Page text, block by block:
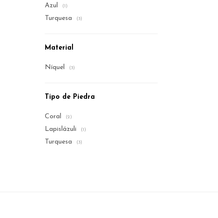
Azul (1)
Turquesa (3)
Material
Níquel (3)
Tipo de Piedra
Coral (2)
Lapislázuli (1)
Turquesa (3)